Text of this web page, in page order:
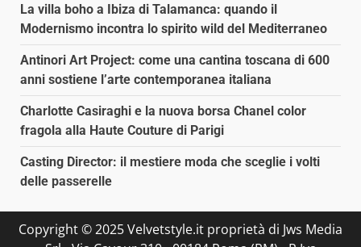
La villa boho a Ibiza di Talamanca: quando il
Modernismo incontra lo spirito wild del Mediterraneo
Antinori Art Project: come una cantina toscana di 600
anni sostiene l’arte contemporanea italiana
Charlotte Casiraghi e la nuova borsa Chanel color
fragola alla Haute Couture di Parigi
Casting Director: il mestiere moda che sceglie i volti
delle passerelle
Copyright © 2025 Velvetstyle.it proprietà di Jws Media